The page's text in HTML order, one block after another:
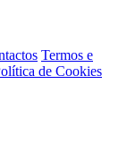
Termos e
de Cookies